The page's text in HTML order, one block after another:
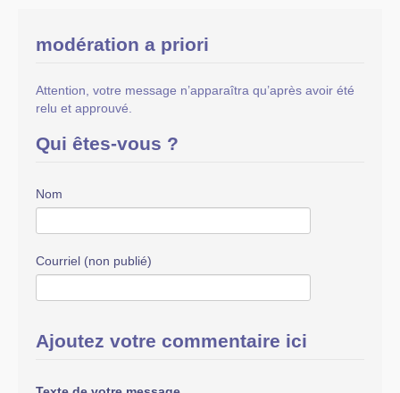
modération a priori
Attention, votre message n’apparaîtra qu’après avoir été
relu et approuvé.
Qui êtes-vous ?
Nom
Courriel (non publié)
Ajoutez votre commentaire ici